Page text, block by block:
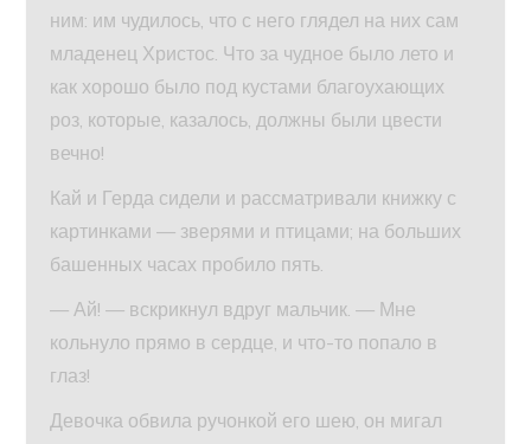
ним: им чудилось, что с него глядел на них сам
младенец Христос. Что за чудное было лето и
как хорошо было под кустами благоухающих
роз, которые, казалось, должны были цвести
вечно!
Кай и Герда сидели и рассматривали книжку с
картинками — зверями и птицами; на больших
башенных часах пробило пять.
— Ай! — вскрикнул вдруг мальчик. — Мне
кольнуло прямо в сердце, и что-то попало в
глаз!
Девочка обвила ручонкой его шею, он мигал